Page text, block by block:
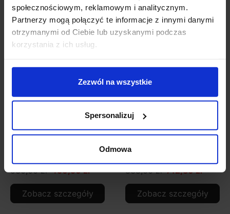
społecznościowym, reklamowym i analitycznym.
Partnerzy mogą połączyć te informacje z innymi danymi
otrzymanymi od Ciebie lub uzyskanymi podczas
korzystania z ich usług.
Zezwól na wszystkie
Spersonalizuj
Odmowa
Zobacz także
Promocja
530,00 zł 450,50 zł
Zobacz szczegóły
ASTRO Parma 210
838,00 zł 712,30 zł
Zobacz szczegóły